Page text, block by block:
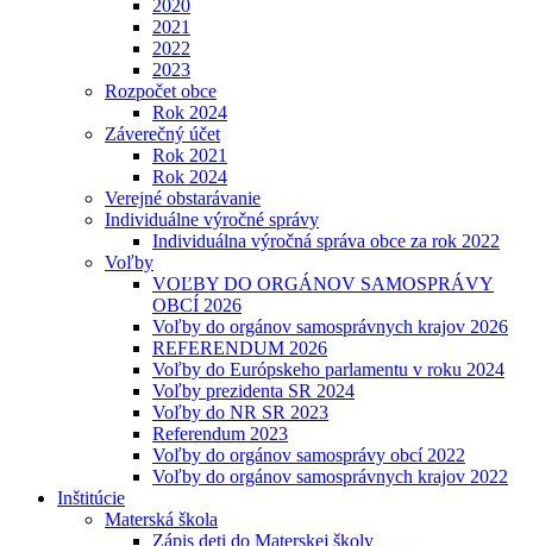
2020
2021
2022
2023
Rozpočet obce
Rok 2024
Záverečný účet
Rok 2021
Rok 2024
Verejné obstarávanie
Individuálne výročné správy
Individuálna výročná správa obce za rok 2022
Voľby
VOĽBY DO ORGÁNOV SAMOSPRÁVY
OBCÍ 2026
Voľby do orgánov samosprávnych krajov 2026
REFERENDUM 2026
Voľby do Európskeho parlamentu v roku 2024
Voľby prezidenta SR 2024
Voľby do NR SR 2023
Referendum 2023
Voľby do orgánov samosprávy obcí 2022
Voľby do orgánov samosprávnych krajov 2022
Inštitúcie
Materská škola
Zápis deti do Materskej školy